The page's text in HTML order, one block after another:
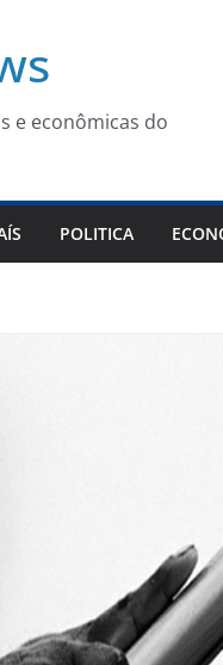
e econômicas do
POLITICA